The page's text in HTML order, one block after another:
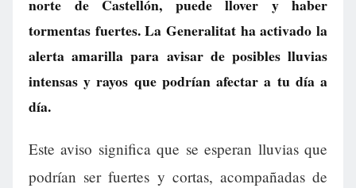
norte de Castellón, puede llover y haber
tormentas fuertes. La Generalitat ha activado la
alerta amarilla para avisar de posibles lluvias
intensas y rayos que podrían afectar a tu día a
día.
Este aviso significa que se esperan lluvias que
podrían ser fuertes y cortas, acompañadas de